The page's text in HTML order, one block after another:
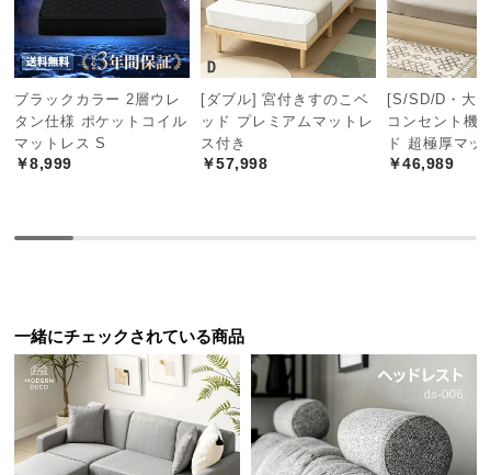
て
開
設
置
サ
ス
て
搬
経
ブラックカラー 2層ウレ
タン仕様 ポケットコイル
マットレス S
￥8,999
[ダブル] 宮付きすのこベ
ッド プレミアムマットレ
ス付き
￥57,998
[S/SD/D・大
コンセント機
ド 超極厚マッ
￥46,989
一緒にチェックされている商品